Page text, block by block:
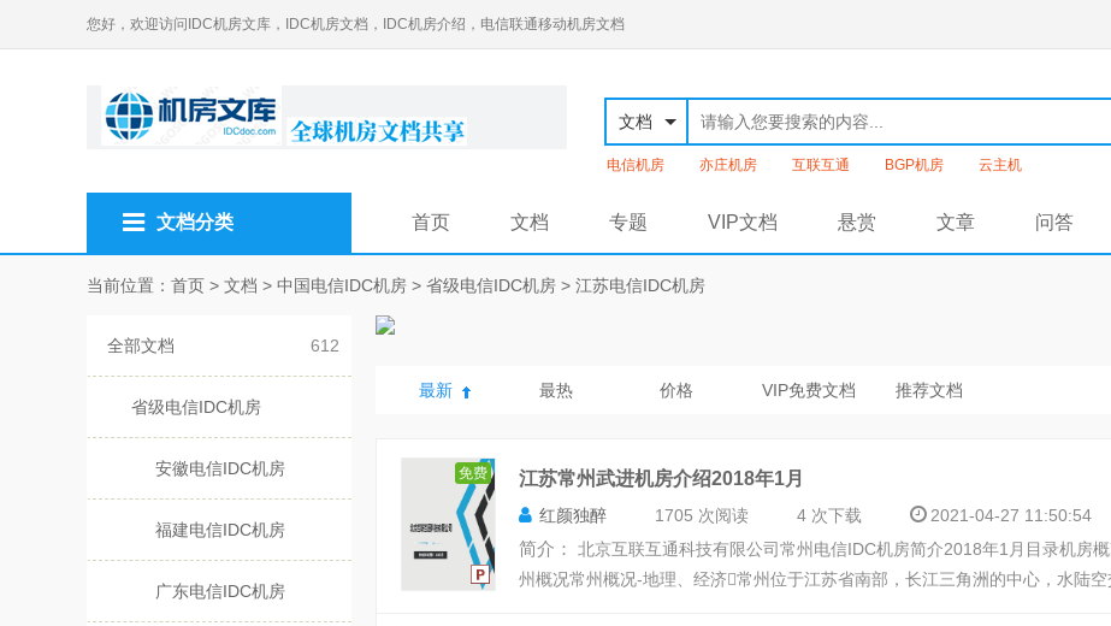
您好，欢迎访问IDC机房文库，IDC机房文档，IDC机房介绍，电信联通移动机房文档
文档
电信机房 亦庄机房 互联互通 BGP机房 云主机
文档分类 首页 文档 专题 VIP文档 悬赏 文章 问答
当前位置： 首页 > 文档 > 中国电信IDC机房 > 省级电信IDC机房 > 江苏电信IDC机房
全部文档 612
省级电信IDC机房
安徽电信IDC机房
福建电信IDC机房
广东电信IDC机房
最新 最热 价格 VIP免费文档 推荐文档
免费 江苏常州武进机房介绍2018年1月
红颜独醉 1705 次阅读 4 次下载 2021-04-27 11:50:54
简介：
北京互联互通科技有限公司常州电信IDC机房简介2018年1月 目录机房
州概况 常州概况-地理、经济常州位于江苏省南部，长江三角洲的中心，水陆空